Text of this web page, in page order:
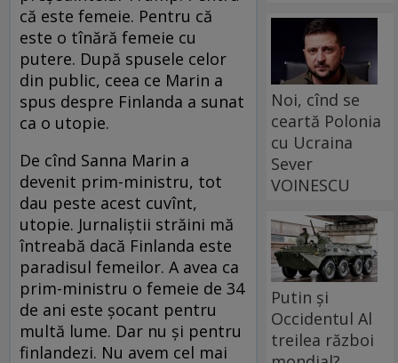
că este femeie. Pentru că
este o tînără femeie cu
putere. După spusele celor
din public, ceea ce Marin a
spus despre Finlanda a sunat
ca o utopie.
De cînd Sanna Marin a
devenit prim-ministru, tot
dau peste acest cuvînt,
utopie. Jurnaliștii străini mă
întreabă dacă Finlanda este
paradisul femeilor. A avea ca
prim-ministru o femeie de 34
de ani este șocant pentru
multă lume. Dar nu și pentru
finlandezi. Nu avem cel mai
Noi, cînd se
ceartă Polonia
cu Ucraina
Sever
VOINESCU
Putin și
Occidentul Al
treilea război